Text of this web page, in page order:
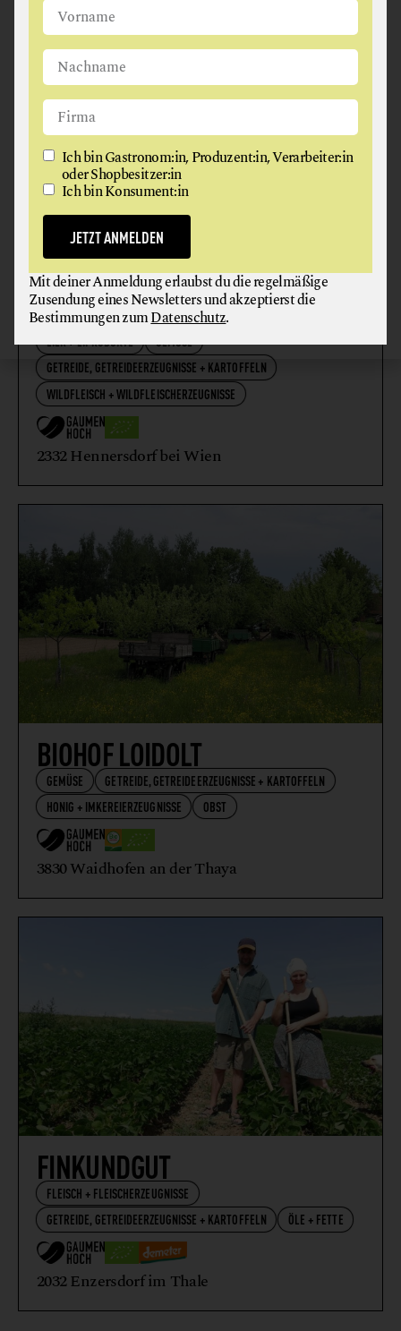
2000 Zissersdorf
WIESMAYER HOF
EIER + EIPRODUKTE
GEMÜSE
GETREIDE, GETREIDEERZEUGNISSE + KARTOFFELN
WILDFLEISCH + WILDFLEISCHERZEUGNISSE
2332 Hennersdorf bei Wien
BIOHOF LOIDOLT
GEMÜSE
GETREIDE, GETREIDEERZEUGNISSE + KARTOFFELN
HONIG + IMKEREIERZEUGNISSE
OBST
3830 Waidhofen an der Thaya
FINKUNDGUT
FLEISCH + FLEISCHERZEUGNISSE
GETREIDE, GETREIDEERZEUGNISSE + KARTOFFELN
ÖLE + FETTE
2032 Enzersdorf im Thale
Ich bin Gastronom:in, Produzent:in, Verarbeiter:in
oder Shopbesitzer:in
Ich bin Konsument:in
JETZT ANMELDEN
Mit deiner Anmeldung erlaubst du die regelmäßige
Zusendung eines Newsletters und akzeptierst die
Bestimmungen zumDatenschutz.